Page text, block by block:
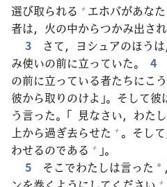
選び取られる + エホバがあな
者は， 火の中からつかみ出さ
3
さて，ヨシュアのほうは，
み使いの前に立っていた。 4
の前に立っている者たちにこう
彼から取りのけよ」。そして彼
う言った。「 見なさい，わた
上から過ぎ去らせた + 。そして
わせるのである + 」。
5
そこでわたしは言った *
+